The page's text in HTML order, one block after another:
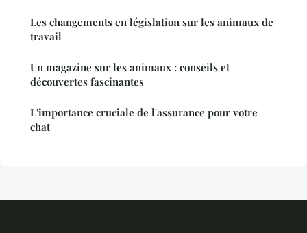
Les changements en législation sur les animaux de
travail
Un magazine sur les animaux : conseils et
découvertes fascinantes
L'importance cruciale de l'assurance pour votre
chat